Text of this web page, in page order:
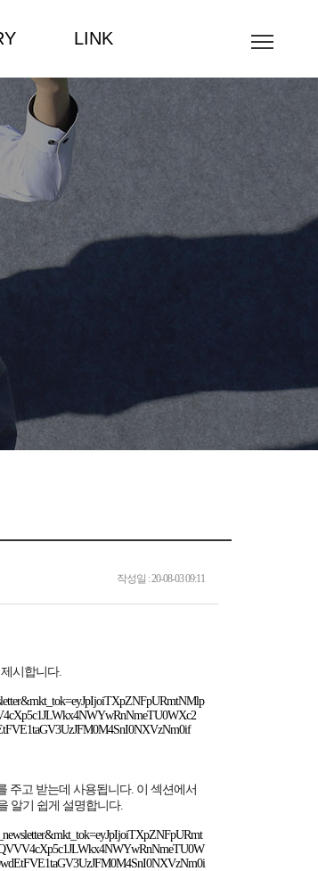
LINK
작성일 : 20-08-03 09:11
시합니다.
주고 받는데 사용됩니다. 이 섹션에서
알기 쉽게 설명합니다.